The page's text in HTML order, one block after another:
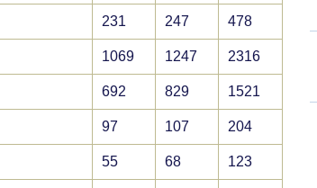
231 247 478
1069 1247 2316
692 829 1521
97 107 204
55 68 123